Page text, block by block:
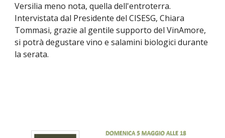
Versilia meno nota, quella dell'entroterra.
Intervistata dal Presidente del CISESG, Chiara
Tommasi, grazie al gentile supporto del VinAmore,
si potrà degustare vino e salamini biologici durante
la serata.